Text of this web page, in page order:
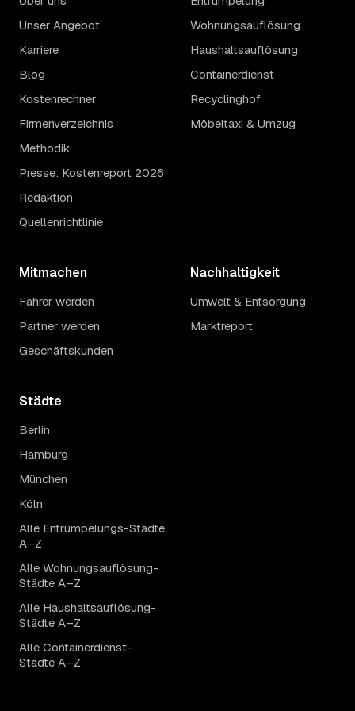
Unser Angebot
Karriere
Blog
Kostenrechner
Firmenverzeichnis
Methodik
Presse: Kostenreport 2026
Redaktion
Quellenrichtlinie
Wohnungsauflösung
Haushaltsauflösung
Containerdienst
Recyclinghof
Möbeltaxi & Umzug
Mitmachen
Fahrer werden
Partner werden
Geschäftskunden
Nachhaltigkeit
Umwelt & Entsorgung
Marktreport
Städte
Berlin
Hamburg
München
Köln
Alle Entrümpelungs-Städte
A–Z
Alle Wohnungsauflösung-
Städte A–Z
Alle Haushaltsauflösung-
Städte A–Z
Alle Containerdienst-
Städte A–Z